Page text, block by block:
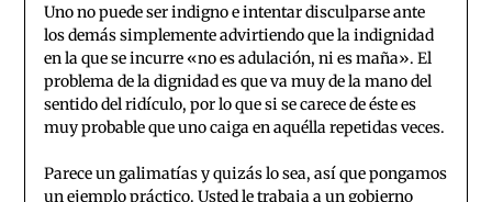
Uno no puede ser indigno e intentar disculparse ante
los demás simplemente advirtiendo que la indignidad
en la que se incurre «no es adulación, ni es maña». El
problema de la dignidad es que va muy de la mano del
sentido del ridículo, por lo que si se carece de éste es
muy probable que uno caiga en aquélla repetidas veces.
Parece un galimatías y quizás lo sea, así que pongamos
un ejemplo práctico. Usted le trabaja a un gobierno